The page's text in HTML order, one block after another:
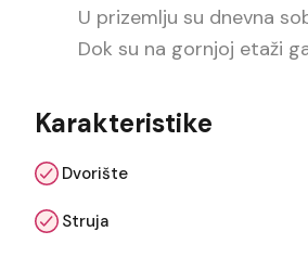
U prizemlju su dnevna
Dok su na gornjoj etaži
Karakteristike
Dvorište
Struja